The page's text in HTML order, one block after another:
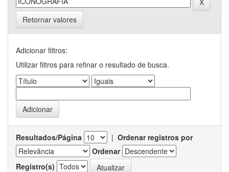
Retornar valores
Adicionar filtros:
Utilizar filtros para refinar o resultado de busca.
Resultados/Página | Ordenar registros por
Ordenar
Registro(s)